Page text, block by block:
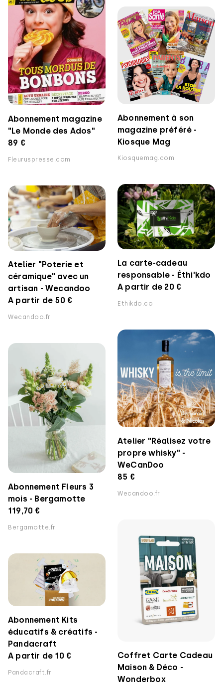
Abonnement magazine
"Le Monde des Ados"
89 €
Fleuruspresse.com
Abonnement à son
magazine préféré -
Kiosque Mag
Kiosquemag.com
La carte-cadeau
responsable - Éthi'kdo
A partir de 20 €
Ethikdo.co
Atelier "Poterie et
céramique" avec un
artisan - Wecandoo
A partir de 50 €
Wecandoo.fr
Atelier "Réalisez votre
propre whisky" -
WeCanDoo
85 €
Wecandoo.fr
Abonnement Fleurs 3
mois - Bergamotte
119,70 €
Bergamotte.fr
Coffret Carte Cadeau
Maison & Déco -
Wonderbox
Abonnement Kits
éducatifs & créatifs -
Pandacraft
A partir de 10 €
Pandacraft.fr